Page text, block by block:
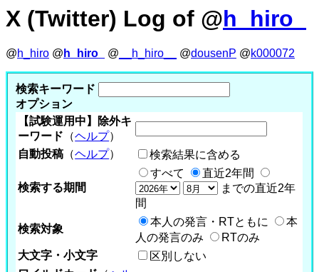
X (Twitter) Log of @h_hiro_
@h_hiro @ h_hiro_ @ __h_hiro__ @dousenP @k000072
検索キーワード
オプション
【試験運用中】除外キ
ーワード （ヘルプ）
自動投稿 （ヘルプ） 検索結果に含める
検索する期間
すべて
直近2年間
までの直近2年
間
検索対象
本人の発言・RTともに
本
人の発言のみ
RTのみ
大文字・小文字
区別しない